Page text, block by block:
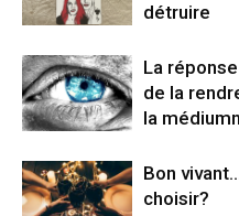
détruire
La
de la
la
Bon
choisir?